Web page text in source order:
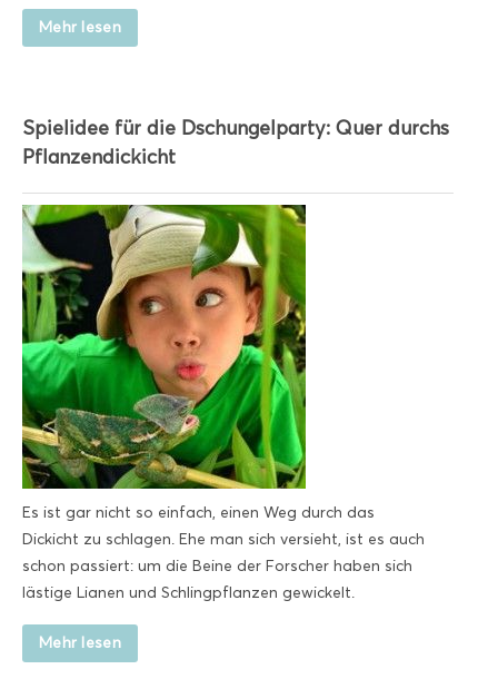
Mehr lesen
Spielidee für die Dschungelparty: Quer durchs
Pflanzendickicht
Es ist gar nicht so einfach, einen Weg durch das
Dickicht zu schlagen. Ehe man sich versieht, ist es auch
schon passiert: um die Beine der Forscher haben sich
lästige Lianen und Schlingpflanzen gewickelt.
Mehr lesen